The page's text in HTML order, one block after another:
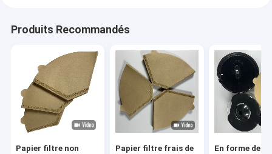
Produits Recommandés
Papier filtre non
Papier filtre frais de
En forme de